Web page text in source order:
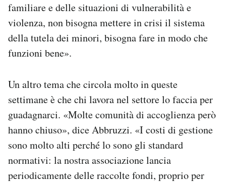
familiare e delle situazioni di vulnerabilità e
violenza, non bisogna mettere in crisi il sistema
della tutela dei minori, bisogna fare in modo che
funzioni bene».
Un altro tema che circola molto in queste
settimane è che chi lavora nel settore lo faccia per
guadagnarci. «Molte comunità di accoglienza però
hanno chiuso», dice Abbruzzi. «I costi di gestione
sono molto alti perché lo sono gli standard
normativi: la nostra associazione lancia
periodicamente delle raccolte fondi, proprio per